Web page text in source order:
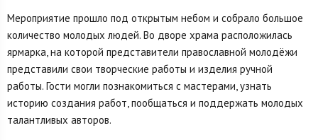
Мероприятие прошло под открытым небом и собрало большое
количество молодых людей. Во дворе храма расположилась
ярмарка, на которой представители православной молодёжи
представили свои творческие работы и изделия ручной
работы. Гости могли познакомиться с мастерами, узнать
историю создания работ, пообщаться и поддержать молодых
талантливых авторов.